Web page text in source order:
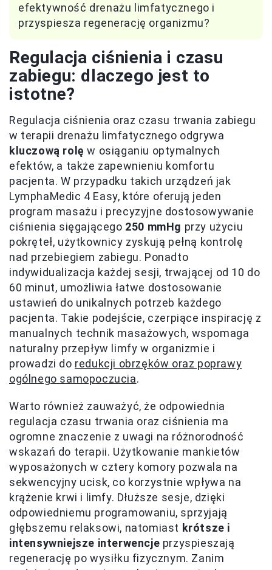
efektywność drenażu limfatycznego i
przyspiesza regenerację organizmu?
Regulacja ciśnienia i czasu
zabiegu: dlaczego jest to
istotne?
Regulacja ciśnienia oraz czasu trwania zabiegu
w terapii drenażu limfatycznego odgrywa
kluczową rolę w osiąganiu optymalnych
efektów, a także zapewnieniu komfortu
pacjenta. W przypadku takich urządzeń jak
LymphaMedic 4 Easy, które oferują jeden
program masażu i precyzyjne dostosowywanie
ciśnienia sięgającego 250 mmHg przy użyciu
pokręteł, użytkownicy zyskują pełną kontrolę
nad przebiegiem zabiegu. Ponadto
indywidualizacja każdej sesji, trwającej od 10 do
60 minut, umożliwia łatwe dostosowanie
ustawień do unikalnych potrzeb każdego
pacjenta. Takie podejście, czerpiące inspirację z
manualnych technik masażowych, wspomaga
naturalny przepływ limfy w organizmie i
prowadzi do redukcji obrzęków oraz poprawy
ogólnego samopoczucia.
Warto również zauważyć, że odpowiednia
regulacja czasu trwania oraz ciśnienia ma
ogromne znaczenie z uwagi na różnorodność
wskazań do terapii. Użytkowanie mankietów
wyposażonych w cztery komory pozwala na
sekwencyjny ucisk, co korzystnie wpływa na
krążenie krwi i limfy. Dłuższe sesje, dzięki
odpowiedniemu programowaniu, sprzyjają
głębszemu relaksowi, natomiast krótsze i
intensywniejsze interwencje przyspieszają
regenerację po wysiłku fizycznym. Zanim